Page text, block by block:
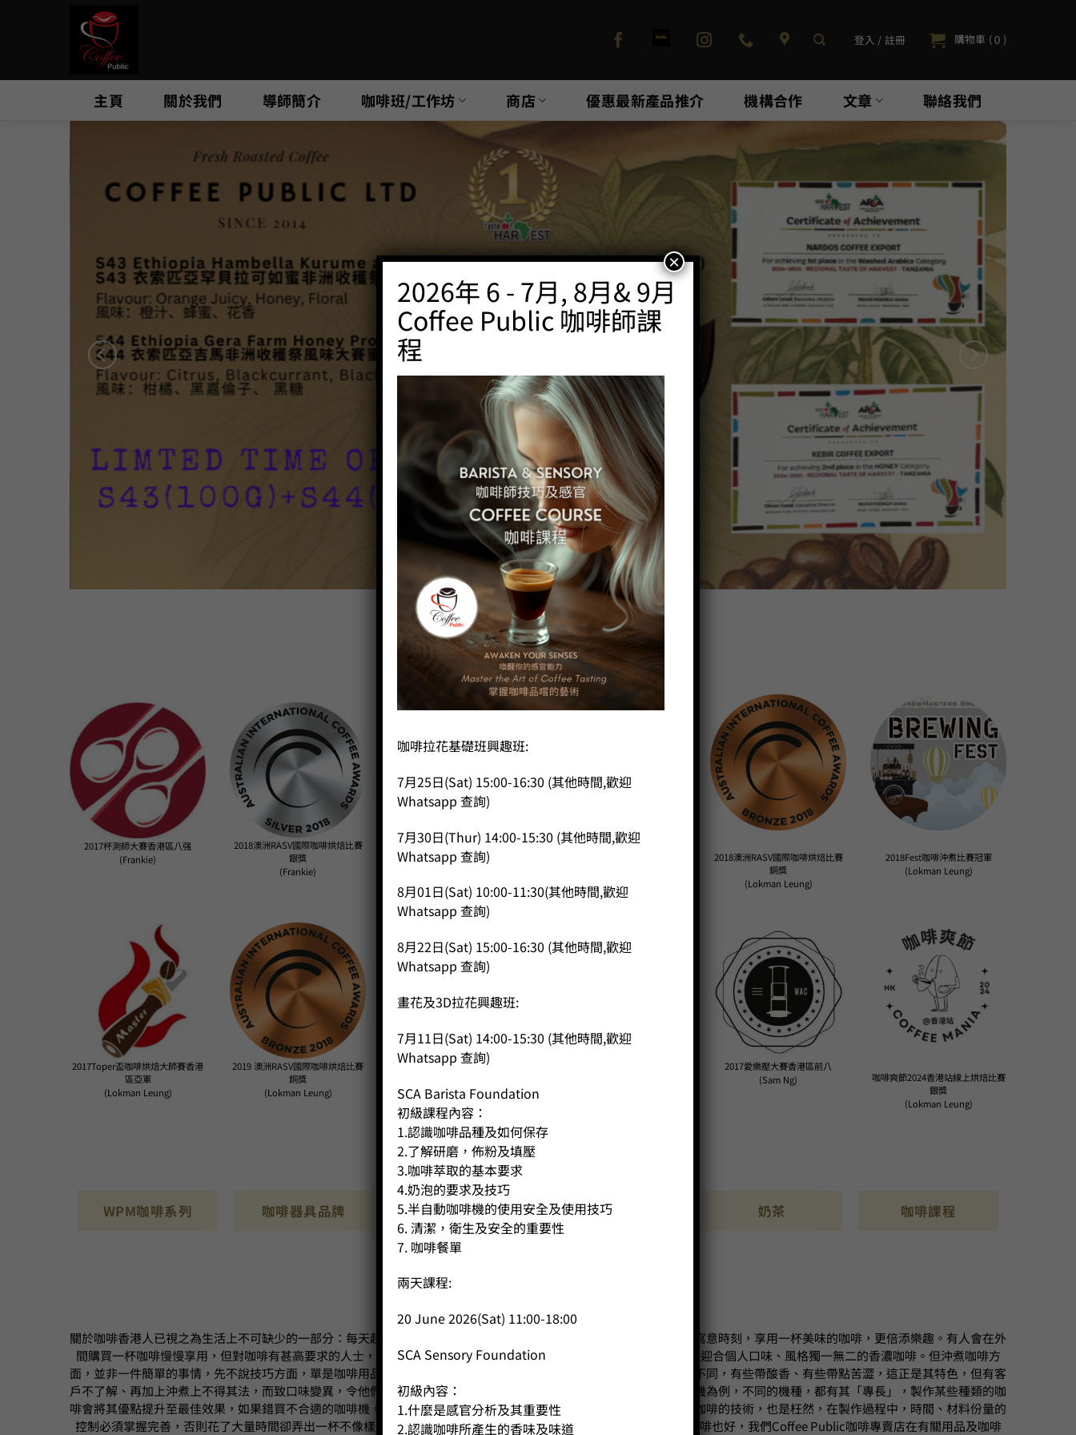
登入 / 註冊 購物車 ( 0 )
主頁 關於我們 導師簡介 咖啡班/工作坊 商店 優惠最新產品推介 機構合作 文章 聯絡我們
咖啡香港選購方便 提升生活品味
2017杯測師大賽香港區八强
(Frankie)
2018澳洲RASV國際咖啡烘焙比賽
銀獎
(Frankie)
2018TOPER國際烘焙大師賽香港賽
區季軍
2019年香港愛樂壓比賽香港賽區亞
2018澳洲RASV國際咖啡烘焙比賽
銅獎
(Lokman Leung)
2018Fest咖啡沖煮比賽冠軍
(Lokman Leung)
2017Toper盃咖啡烘焙大師賽香港
區亞軍
(Lokman Leung)
2019 澳洲RASV國際咖啡烘焙比賽
銅獎
(Lokman Leung)
2018 TOPER國際烘焙大師賽 香港
(Lokman Leung)
2017愛樂壓大賽香港區前八
(Sam Ng)
咖啡爽節2024香港站線上烘焙比賽
銀獎
(Lokman Leung)
WPM咖啡系列 咖啡器具品牌 咖啡機 咖啡種類 奶茶 咖啡課程
專業咖啡網店 帶來優質貨色
關於咖啡香港人已視之為生活上不可缺少的一部分：每天趕上班前，來一杯香濃咖啡，精神也為之一振！閒時在家享受寫意時刻，享用一杯美味的咖啡，更倍添樂趣。有人會在外
間購買一杯咖啡慢慢享用，但對咖啡有甚高要求的人士，他們不甘口味上受人家「主宰」，而自行沖煮咖啡，以製作出迎合個人口味、風格獨一無二的香濃咖啡。但沖煮咖啡方
面，並非一件簡單的事情，先不說技巧方面，單是咖啡用品、豆子的選擇上，也要有相當的認識，例如豆子的口味各有不同，有些帶酸香、有些帶點苦澀，這正是其特色，但有客
戶不了解、再加上沖煮上不得其法，而致口味變異，令他們製作咖啡方面的雅興也大減。至於咖啡用品方面，就以咖啡機為例，不同的機種，都有其「專長」，製作某些種類的咖
啡會將其優點提升至最佳效果，如果錯買不合適的咖啡機，便浪費金錢。而即使有著多類合適的咖啡用品，但欠缺沖製咖啡的技術，也是枉然，在製作過程中，時間、材料份量的
控制必須掌握完善，否則花了大量時間卻弄出一杯不像樣的飲品，便白費心機！要購買咖啡用品也好，又或學習煮製咖啡也好，我們Coffee Public咖啡專賣店在有關用品及咖啡
2026年 6 - 7月, 8月& 9月
Coffee Public 咖啡師課
程
咖啡拉花基礎班興趣班:
7月25日(Sat) 15:00-16:30 (其他時間,歡迎
Whatsapp 查詢)
7月30日(Thur) 14:00-15:30 (其他時間,歡迎
Whatsapp 查詢)
8月01日(Sat) 10:00-11:30(其他時間,歡迎
Whatsapp 查詢)
8月22日(Sat) 15:00-16:30 (其他時間,歡迎
Whatsapp 查詢)
畫花及3D拉花興趣班:
7月11日(Sat) 14:00-15:30 (其他時間,歡迎
Whatsapp 查詢)
SCA Barista Foundation
初級課程內容：
1.認識咖啡品種及如何保存
2.了解研磨，佈粉及填壓
3.咖啡萃取的基本要求
4.奶泡的要求及技巧
5.半自動咖啡機的使用安全及使用技巧
6. 清潔，衛生及安全的重要性
7. 咖啡餐單
兩天課程:
20 June 2026(Sat) 11:00-18:00
SCA Sensory Foundation
初級內容：
1.什麼是感官分析及其重要性
2.認識咖啡所產生的香味及味道
×